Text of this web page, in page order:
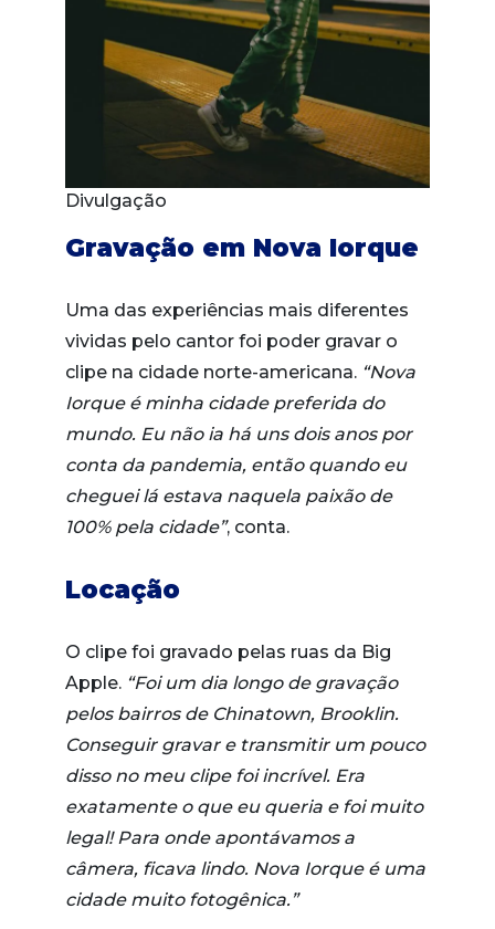
Divulgação
Gravação em Nova Iorque
Uma das experiências mais diferentes
vividas pelo cantor foi poder gravar o
clipe na cidade norte-americana. “Nova
Iorque é minha cidade preferida do
mundo. Eu não ia há uns dois anos por
conta da pandemia, então quando eu
cheguei lá estava naquela paixão de
100% pela cidade”, conta.
Locação
O clipe foi gravado pelas ruas da Big
Apple. “Foi um dia longo de gravação
pelos bairros de Chinatown, Brooklin.
Conseguir gravar e transmitir um pouco
disso no meu clipe foi incrível. Era
exatamente o que eu queria e foi muito
legal! Para onde apontávamos a
câmera, ficava lindo. Nova Iorque é uma
cidade muito fotogênica.”